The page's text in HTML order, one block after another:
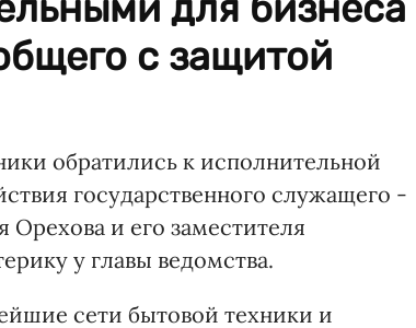
с защитой
обратились к исполнительной
государственного служащего -
и его заместителя
у главы ведомства.
сети бытовой техники и